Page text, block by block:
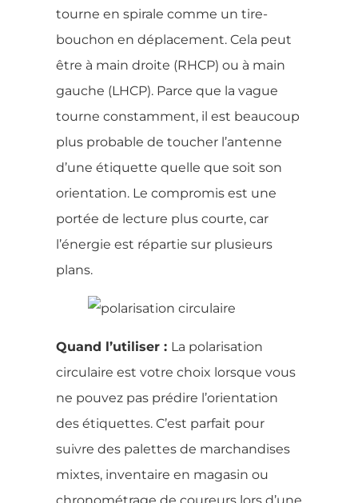
tourne en spirale comme un tire-
bouchon en déplacement. Cela peut
être à main droite (RHCP) ou à main
gauche (LHCP). Parce que la vague
tourne constamment, il est beaucoup
plus probable de toucher l’antenne
d’une étiquette quelle que soit son
orientation. Le compromis est une
portée de lecture plus courte, car
l’énergie est répartie sur plusieurs
plans.
Quand l’utiliser : La polarisation
circulaire est votre choix lorsque vous
ne pouvez pas prédire l’orientation
des étiquettes. C’est parfait pour
suivre des palettes de marchandises
mixtes, inventaire en magasin ou